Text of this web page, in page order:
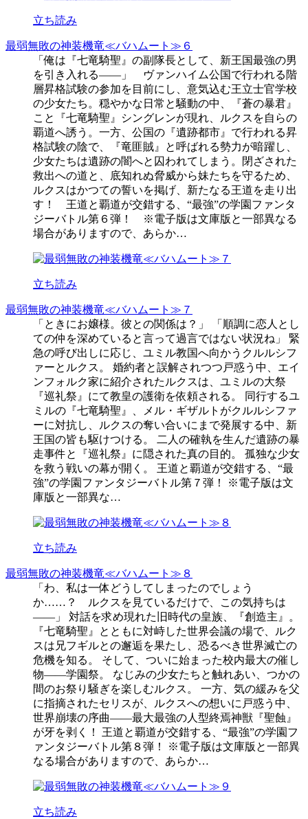
立ち読み
最弱無敗の神装機竜≪バハムート≫６
「俺は『七竜騎聖』の副隊長として、新王国最強の男
を引き入れる――」 ヴァンハイム公国で行われる階
層昇格試験の参加を目前にし、意気込む王立士官学校
の少女たち。穏やかな日常と騒動の中、『蒼の暴君』
こと『七竜騎聖』シングレンが現れ、ルクスを自らの
覇道へ誘う。一方、公国の『遺跡都市』で行われる昇
格試験の陰で、『竜匪賊』と呼ばれる勢力が暗躍し、
少女たちは遺跡の闇へと囚われてしまう。閉ざされた
救出への道と、底知れぬ脅威から妹たちを守るため、
ルクスはかつての誓いを掲げ、新たなる王道を走り出
す！ 王道と覇道が交錯する、“最強”の学園ファンタ
ジーバトル第６弾！ ※電子版は文庫版と一部異なる
場合がありますので、あらか…
立ち読み
最弱無敗の神装機竜≪バハムート≫７
「ときにお嬢様。彼との関係は？」 「順調に恋人とし
ての仲を深めていると言って過言ではない状況ね」 緊
急の呼び出しに応じ、ユミル教国へ向かうクルルシフ
ァーとルクス。 婚約者と誤解されつつ戸惑う中、エイ
ンフォルク家に紹介されたルクスは、ユミルの大祭
『巡礼祭』にて教皇の護衛を依頼される。 同行するユ
ミルの『七竜騎聖』、メル・ギザルトがクルルシファ
ーに対抗し、ルクスの奪い合いにまで発展する中、新
王国の皆も駆けつける。 二人の確執を生んだ遺跡の暴
走事件と『巡礼祭』に隠された真の目的。 孤独な少女
を救う戦いの幕が開く。 王道と覇道が交錯する、“最
強”の学園ファンタジーバトル第７弾！ ※電子版は文
庫版と一部異な…
立ち読み
最弱無敗の神装機竜≪バハムート≫８
「わ、私は一体どうしてしまったのでしょう
か……？ ルクスを見ているだけで、この気持ちは
――」 対話を求め現れた旧時代の皇族、『創造主』。
『七竜騎聖』とともに対峙した世界会議の場で、ルク
スは兄フギルとの邂逅を果たし、恐るべき世界滅亡の
危機を知る。 そして、ついに始まった校内最大の催し
物――学園祭。 なじみの少女たちと触れあい、つかの
間のお祭り騒ぎを楽しむルクス。 一方、気の緩みを父
に指摘されたセリスが、ルクスへの想いに戸惑う中、
世界崩壊の序曲――最大最強の人型終焉神獣『聖蝕』
が牙を剥く！ 王道と覇道が交錯する、“最強”の学園フ
ァンタジーバトル第８弾！ ※電子版は文庫版と一部異
なる場合がありますので、あらか…
立ち読み